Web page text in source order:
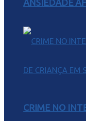
ANSIEDADE
CRIME NO